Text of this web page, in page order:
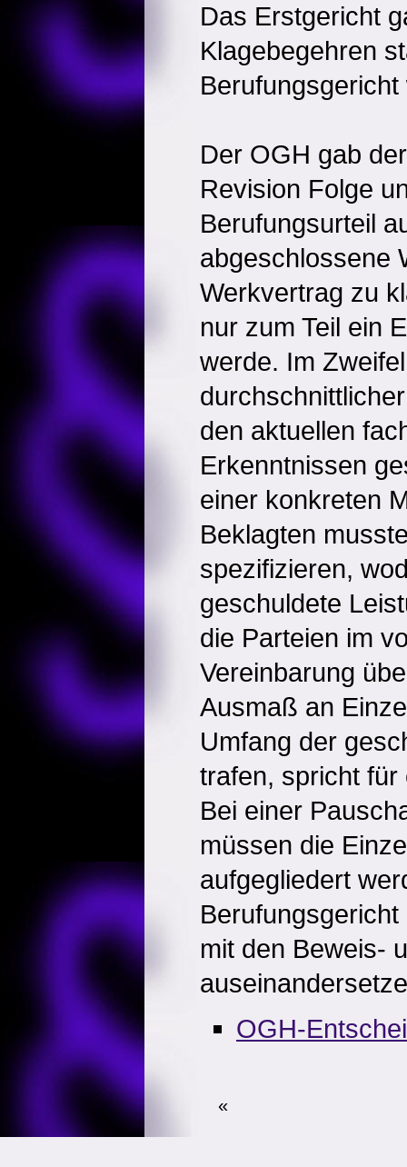
Das Erstgericht
Klagebegehren
Berufungsgericht
Der OGH gab
Revision Folge
Berufungsurteil
abgeschlossene
Werkvertrag zu
nur zum Teil ein
werde. Im
den aktuellen
Erkenntnissen
einer konkreten
Beklagten
spezifizieren,
geschuldete
die Parteien im
Vereinbarung
Ausmaß an
Umfang der
trafen, spricht
Bei einer
müssen die
aufgegliedert
mit den Beweis-
OGH-
«